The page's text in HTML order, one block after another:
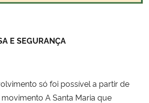
E SEGURANÇA
só foi possível a partir de
A Santa Maria que